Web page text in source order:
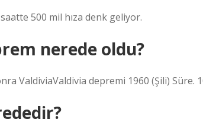
500 mil hıza denk geliyor.
nerede oldu?
ValdiviaValdivia depremi 1960 (Şili) Süre.